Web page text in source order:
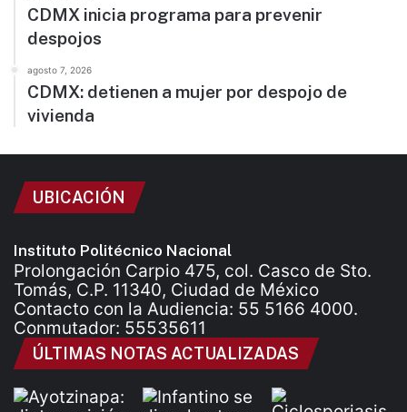
CDMX inicia programa para prevenir
despojos
agosto 7, 2026
CDMX: detienen a mujer por despojo de
vivienda
UBICACIÓN
Instituto Politécnico Nacional
Prolongación Carpio 475, col. Casco de Sto.
Tomás, C.P. 11340, Ciudad de México
Contacto con la Audiencia: 55 5166 4000.
Conmutador: 55535611
ÚLTIMAS NOTAS ACTUALIZADAS